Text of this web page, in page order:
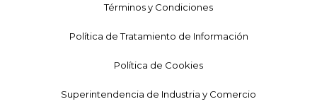
Términos y Condiciones
Política de Tratamiento de Información
Política de Cookies
Superintendencia de Industria y Comercio